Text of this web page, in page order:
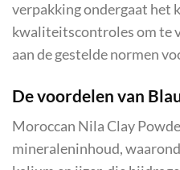
verpakking ondergaat het
kwaliteitscontroles om te
aan de gestelde normen
De voordelen van
Moroccan Nila Clay
mineraleninhoud,